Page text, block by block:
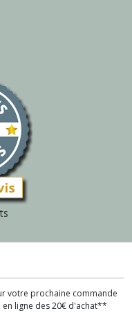
votre prochaine commande
ligne des 20€ d'achat**